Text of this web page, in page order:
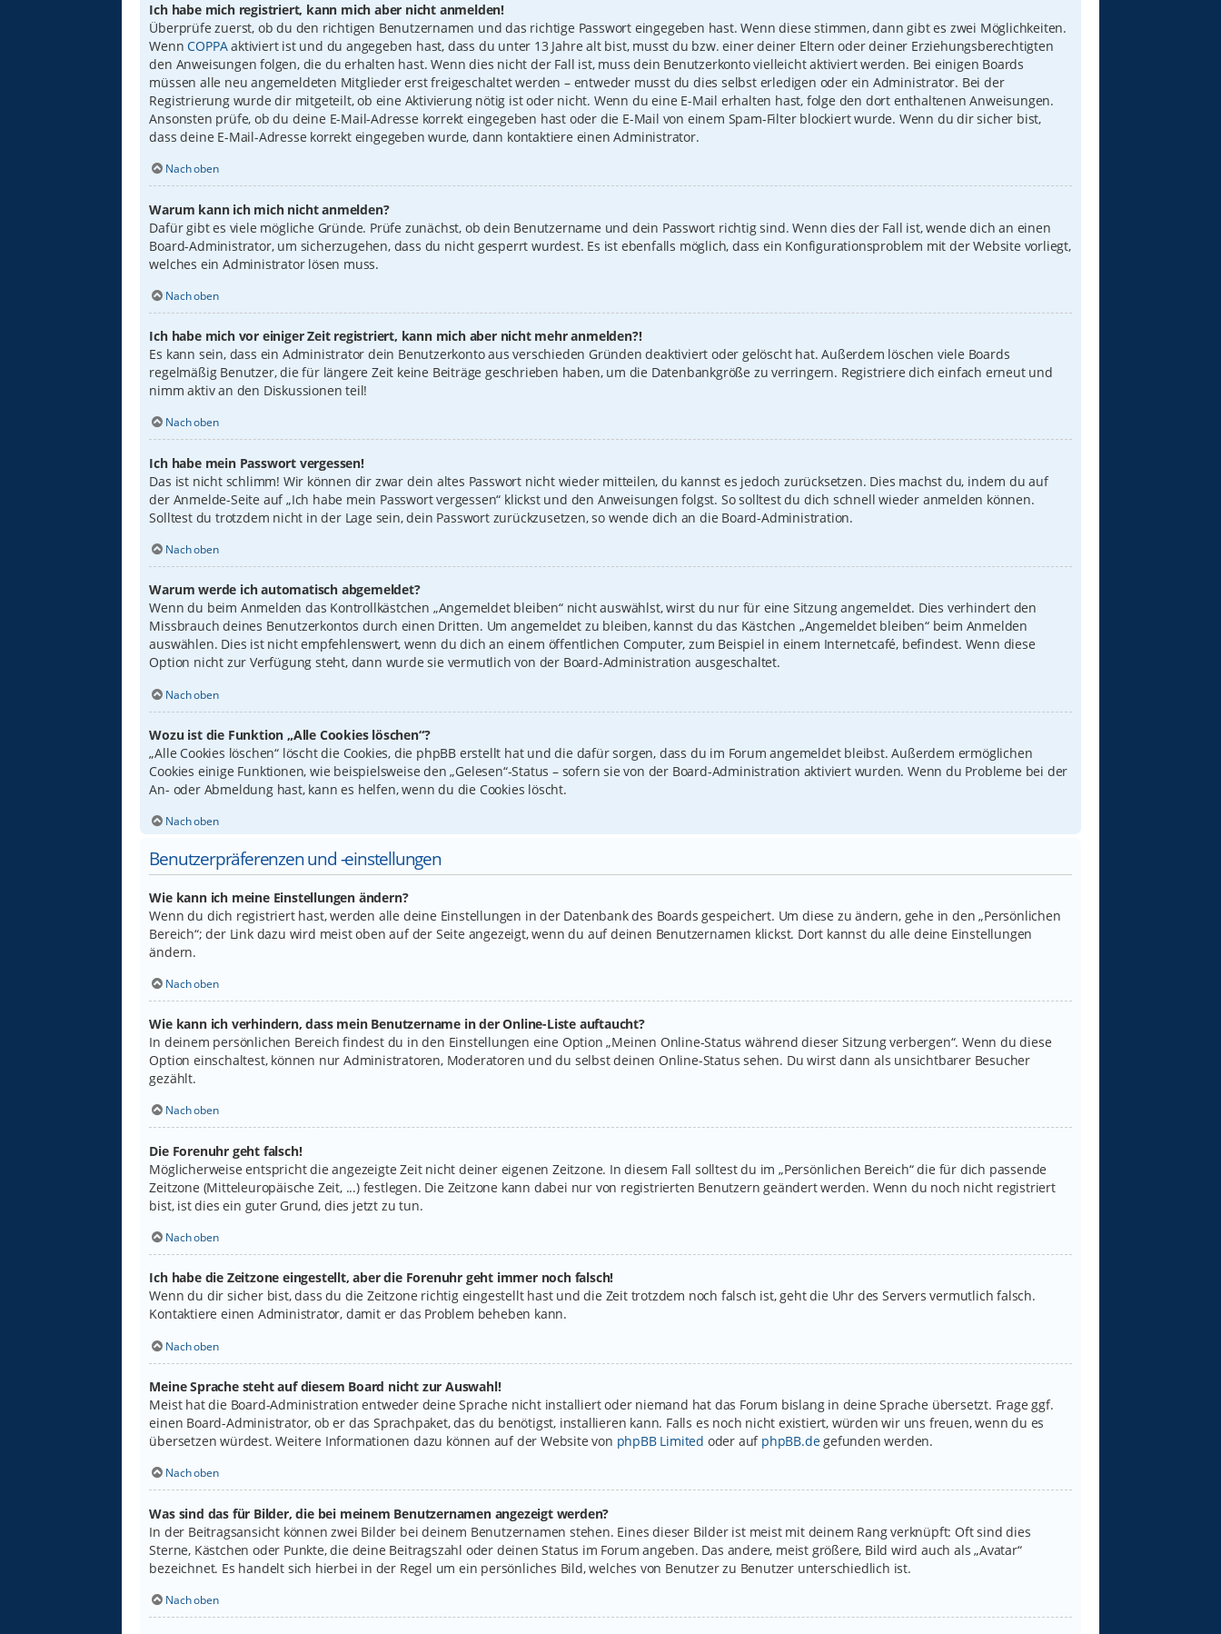
Ich habe mich registriert, kann mich aber nicht anmelden!
Überprüfe zuerst, ob du den richtigen Benutzernamen und das richtige Passwort eingegeben hast. Wenn diese stimmen, dann gibt es zwei Möglichkeiten.
WennCOPPAaktiviert ist und du angegeben hast, dass du unter 13 Jahre alt bist, musst du bzw. einer deiner Eltern oder deiner Erziehungsberechtigten
den Anweisungen folgen, die du erhalten hast. Wenn dies nicht der Fall ist, muss dein Benutzerkonto vielleicht aktiviert werden. Bei einigen Boards
müssen alle neu angemeldeten Mitglieder erst freigeschaltet werden – entweder musst du dies selbst erledigen oder ein Administrator. Bei der
Registrierung wurde dir mitgeteilt, ob eine Aktivierung nötig ist oder nicht. Wenn du eine E-Mail erhalten hast, folge den dort enthaltenen Anweisungen.
Ansonsten prüfe, ob du deine E-Mail-Adresse korrekt eingegeben hast oder die E-Mail von einem Spam-Filter blockiert wurde. Wenn du dir sicher bist,
dass deine E-Mail-Adresse korrekt eingegeben wurde, dann kontaktiere einen Administrator.
Nach oben
Warum kann ich mich nicht anmelden?
Dafür gibt es viele mögliche Gründe. Prüfe zunächst, ob dein Benutzername und dein Passwort richtig sind. Wenn dies der Fall ist, wende dich an einen
Board-Administrator, um sicherzugehen, dass du nicht gesperrt wurdest. Es ist ebenfalls möglich, dass ein Konfigurationsproblem mit der Website vorliegt,
welches ein Administrator lösen muss.
Nach oben
Ich habe mich vor einiger Zeit registriert, kann mich aber nicht mehr anmelden?!
Es kann sein, dass ein Administrator dein Benutzerkonto aus verschieden Gründen deaktiviert oder gelöscht hat. Außerdem löschen viele Boards
regelmäßig Benutzer, die für längere Zeit keine Beiträge geschrieben haben, um die Datenbankgröße zu verringern. Registriere dich einfach erneut und
nimm aktiv an den Diskussionen teil!
Nach oben
Ich habe mein Passwort vergessen!
Das ist nicht schlimm! Wir können dir zwar dein altes Passwort nicht wieder mitteilen, du kannst es jedoch zurücksetzen. Dies machst du, indem du auf
der Anmelde-Seite auf „Ich habe mein Passwort vergessen“ klickst und den Anweisungen folgst. So solltest du dich schnell wieder anmelden können.
Solltest du trotzdem nicht in der Lage sein, dein Passwort zurückzusetzen, so wende dich an die Board-Administration.
Nach oben
Warum werde ich automatisch abgemeldet?
Wenn du beim Anmelden das Kontrollkästchen „Angemeldet bleiben“ nicht auswählst, wirst du nur für eine Sitzung angemeldet. Dies verhindert den
Missbrauch deines Benutzerkontos durch einen Dritten. Um angemeldet zu bleiben, kannst du das Kästchen „Angemeldet bleiben“ beim Anmelden
auswählen. Dies ist nicht empfehlenswert, wenn du dich an einem öffentlichen Computer, zum Beispiel in einem Internetcafé, befindest. Wenn diese
Option nicht zur Verfügung steht, dann wurde sie vermutlich von der Board-Administration ausgeschaltet.
Nach oben
Wozu ist die Funktion „Alle Cookies löschen“?
„Alle Cookies löschen“ löscht die Cookies, die phpBB erstellt hat und die dafür sorgen, dass du im Forum angemeldet bleibst. Außerdem ermöglichen
Cookies einige Funktionen, wie beispielsweise den „Gelesen“-Status – sofern sie von der Board-Administration aktiviert wurden. Wenn du Probleme bei der
An- oder Abmeldung hast, kann es helfen, wenn du die Cookies löscht.
Nach oben
Benutzerpräferenzen und -einstellungen
Wie kann ich meine Einstellungen ändern?
Wenn du dich registriert hast, werden alle deine Einstellungen in der Datenbank des Boards gespeichert. Um diese zu ändern, gehe in den „Persönlichen
Bereich“; der Link dazu wird meist oben auf der Seite angezeigt, wenn du auf deinen Benutzernamen klickst. Dort kannst du alle deine Einstellungen
ändern.
Nach oben
Wie kann ich verhindern, dass mein Benutzername in der Online-Liste auftaucht?
In deinem persönlichen Bereich findest du in den Einstellungen eine Option „Meinen Online-Status während dieser Sitzung verbergen“. Wenn du diese
Option einschaltest, können nur Administratoren, Moderatoren und du selbst deinen Online-Status sehen. Du wirst dann als unsichtbarer Besucher
gezählt.
Nach oben
Die Forenuhr geht falsch!
Möglicherweise entspricht die angezeigte Zeit nicht deiner eigenen Zeitzone. In diesem Fall solltest du im „Persönlichen Bereich“ die für dich passende
Zeitzone (Mitteleuropäische Zeit, ...) festlegen. Die Zeitzone kann dabei nur von registrierten Benutzern geändert werden. Wenn du noch nicht registriert
bist, ist dies ein guter Grund, dies jetzt zu tun.
Nach oben
Ich habe die Zeitzone eingestellt, aber die Forenuhr geht immer noch falsch!
Wenn du dir sicher bist, dass du die Zeitzone richtig eingestellt hast und die Zeit trotzdem noch falsch ist, geht die Uhr des Servers vermutlich falsch.
Kontaktiere einen Administrator, damit er das Problem beheben kann.
Nach oben
Meine Sprache steht auf diesem Board nicht zur Auswahl!
Meist hat die Board-Administration entweder deine Sprache nicht installiert oder niemand hat das Forum bislang in deine Sprache übersetzt. Frage ggf.
einen Board-Administrator, ob er das Sprachpaket, das du benötigst, installieren kann. Falls es noch nicht existiert, würden wir uns freuen, wenn du es
übersetzen würdest. Weitere Informationen dazu können auf der Website von phpBB Limited oder auf phpBB.degefunden werden.
Nach oben
Was sind das für Bilder, die bei meinem Benutzernamen angezeigt werden?
In der Beitragsansicht können zwei Bilder bei deinem Benutzernamen stehen. Eines dieser Bilder ist meist mit deinem Rang verknüpft: Oft sind dies
Sterne, Kästchen oder Punkte, die deine Beitragszahl oder deinen Status im Forum angeben. Das andere, meist größere, Bild wird auch als „Avatar“
bezeichnet. Es handelt sich hierbei in der Regel um ein persönliches Bild, welches von Benutzer zu Benutzer unterschiedlich ist.
Nach oben